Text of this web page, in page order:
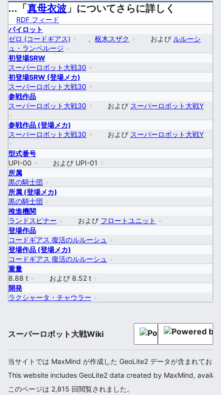
...「真母衣波 」についてさらに詳しく
RDF フィード
パイロット
ゼロ (コードギアス) + 枢木スザク + および ルルーシ
ュ・ランペルージ +
初登場SRW
スーパーロボット大戦30 +
初登場SRW (登場メカ)
スーパーロボット大戦30 +
参戦作品
スーパーロボット大戦30 + および スーパーロボット大戦Y
+
参戦作品 (登場メカ)
スーパーロボット大戦30 + および スーパーロボット大戦Y
+
型式番号
UPI-00 + および UPI-01 +
所属
黒の騎士団 +
所属 (登場メカ)
黒の騎士団 +
推進機関
ランドスピナー + および フロートユニット
+
登場作品
コードギアス 復活のルルーシュ
+
登場作品 (登場メカ)
コードギアス 復活のルルーシュ
+
重量
8.88 t + および 8.52 t +
開発
ラクシャータ・チャウラー +
スーパーロボット大戦Wiki
当サイトでは MaxMind が作成した GeoLite2 データが含まれてお
This website includes GeoLite2 data created by MaxMind,
このページは 2,815 回閲覧されました。